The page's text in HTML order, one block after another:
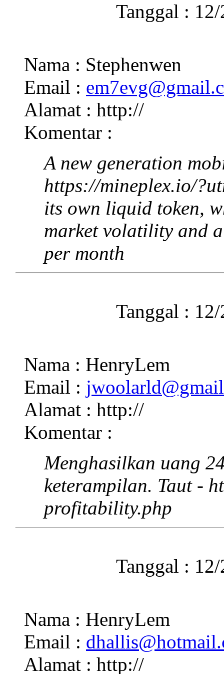
Tanggal :
Nama : Stephenwen
Email :
Alamat : http://
Komentar :
A new generation
https://mineplex.io/
its own liquid token,
market volatility and
per month
Tanggal :
Nama : HenryLem
Email :
Alamat : http://
Komentar :
Menghasilkan uang
keterampilan. Taut -
profitability.php
Tanggal :
Nama : HenryLem
Email :
Alamat : http://